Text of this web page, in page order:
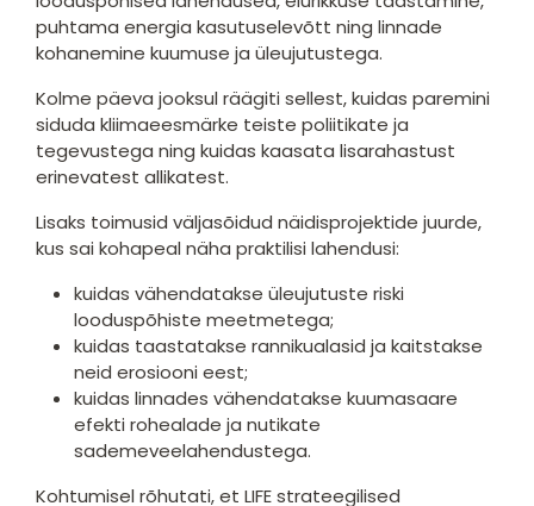
puhtama energia kasutuselevõtt ning linnade
kohanemine kuumuse ja üleujutustega.
Kolme päeva jooksul räägiti sellest, kuidas paremini
siduda kliimaeesmärke teiste poliitikate ja
tegevustega ning kuidas kaasata lisarahastust
erinevatest allikatest.
Lisaks toimusid väljasõidud näidisprojektide juurde,
kus sai kohapeal näha praktilisi lahendusi:
kuidas vähendatakse üleujutuste riski
looduspõhiste meetmetega;
kuidas taastatakse rannikualasid ja kaitstakse
neid erosiooni eest;
kuidas linnades vähendatakse kuumasaare
efekti rohealade ja nutikate
sademeveelahendustega.
Kohtumisel rõhutati, et LIFE strateegilised